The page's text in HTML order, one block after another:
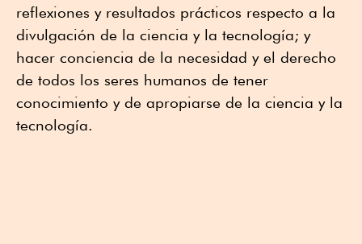
reflexiones y resultados prácticos respecto a la
divulgación de la ciencia y la tecnología; y
hacer conciencia de la necesidad y el derecho
de todos los seres humanos de tener
conocimiento y de apropiarse de la ciencia y la
tecnología.